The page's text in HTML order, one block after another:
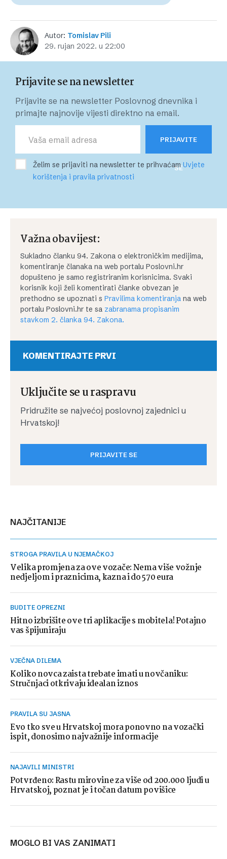
Autor: Tomislav Pili
29. rujan 2022. u 22:00
Prijavite se na newsletter
Prijavite se na newsletter Poslovnog dnevnika i
primajte najnovije vijesti direktno na email.
PRIJAVITE
SE
Želim se prijaviti na newsletter te prihvaćamUvjete
korištenja i pravila privatnosti
Važna obavijest:
Sukladno članku 94. Zakona o elektroničkim medijima,
komentiranje članaka na web portalu Poslovni.hr
dopušteno je samo registriranim korisnicima. Svaki
korisnik koji želi komentirati članke obvezan je
prethodno se upoznati s Pravilima komentiranja na web
portalu Poslovni.hr te sa zabranama propisanim
stavkom 2. članka 94. Zakona.
KOMENTIRAJTE PRVI
Uključite se u raspravu
Pridružite se najvećoj poslovnoj zajednici u
Hrvatskoj!
PRIJAVITE SE
NAJČITANIJE
STROGA PRAVILA U NJEMAČKOJ
Velika promjena za ove vozače: Nema više vožnje
nedjeljom i praznicima, kazna i do 570 eura
BUDITE OPREZNI
Hitno izbrišite ove tri aplikacije s mobitela! Potajno
vas špijuniraju
VJEČNA DILEMA
Koliko novca zaista trebate imati u novčaniku:
Stručnjaci otkrivaju idealan iznos
PRAVILA SU JASNA
Evo tko sve u Hrvatskoj mora ponovno na vozački
ispit, donosimo najvažnije informacije
NAJAVILI MINISTRI
Potvrđeno: Rastu mirovine za više od 200.000 ljudi u
Hrvatskoj, poznat je i točan datum povišice
MOGLO BI VAS ZANIMATI